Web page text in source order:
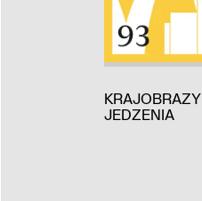
KRAJOBRAZY
JEDZENIA